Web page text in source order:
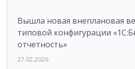
Вышла новая внеплановая
типовой конфигурации
отчетность»
27.02.2026